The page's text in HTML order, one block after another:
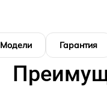
Модели Гарантия